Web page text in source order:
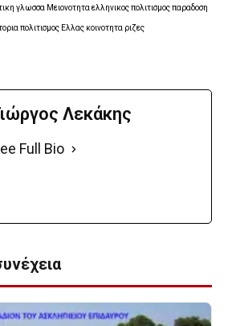
γλωσσα Μειονοτητα ελληνικος πολιτισμος παραδοση
πολιτισμος Ελλας κοινοτητα ριζες
Λεκάκης
Full Bio